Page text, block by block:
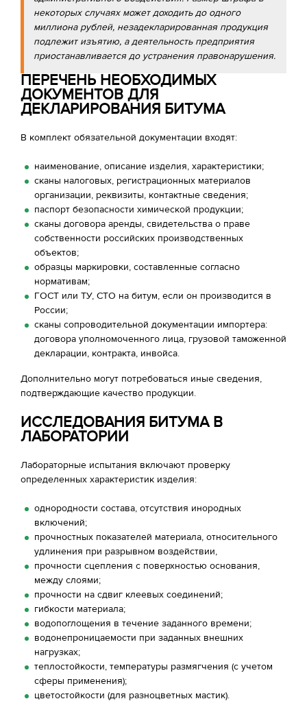
некоторых случаях может доходить до одного
миллиона рублей, незадекларированная продукция
подлежит изъятию, а деятельность предприятия
приостанавливается до устранения правонарушения.
ПЕРЕЧЕНЬ НЕОБХОДИМЫХ
ДОКУМЕНТОВ ДЛЯ
ДЕКЛАРИРОВАНИЯ БИТУМА
В комплект обязательной документации входят:
наименование, описание изделия, характеристики;
сканы налоговых, регистрационных материалов
организации, реквизиты, контактные сведения;
паспорт безопасности химической продукции;
сканы договора аренды, свидетельства о праве
собственности российских производственных
объектов;
образцы маркировки, составленные согласно
нормативам;
ГОСТ или ТУ, СТО на битум, если он производится в
России;
сканы сопроводительной документации импортера:
договора уполномоченного лица, грузовой таможенной
декларации, контракта, инвойса.
Дополнительно могут потребоваться иные сведения,
подтверждающие качество продукции.
ИССЛЕДОВАНИЯ БИТУМА В
ЛАБОРАТОРИИ
Лабораторные испытания включают проверку
определенных характеристик изделия:
однородности состава, отсутствия инородных
включений;
прочностных показателей материала, относительного
удлинения при разрывном воздействии,
прочности сцепления с поверхностью основания,
между слоями;
прочности на сдвиг клеевых соединений;
гибкости материала;
водопоглощения в течение заданного времени;
водонепроницаемости при заданных внешних
нагрузках;
теплостойкости, температуры размягчения (с учетом
сферы применения);
цветостойкости (для разноцветных мастик).